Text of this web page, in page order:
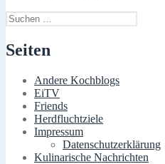
Suchen
nach:
Seiten
Andere Kochblogs
EiTV
Friends
Herdfluchtziele
Impressum
Datenschutzerklärung
Kulinarische Nachrichten